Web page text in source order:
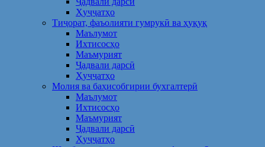
Ҳуҷҷатҳо
Тиҷорат, фаъолияти гумрукӣ ва ҳуқуқ
Маълумот
Ихтисосҳо
Маъмурият
Ҷадвали дарсӣ
Ҳуҷҷатҳо
Молия ва баҳисобгирии бухгалтерӣ
Маълумот
Ихтисосҳо
Маъмурият
Ҷадвали дарсӣ
Ҳуҷҷатҳо